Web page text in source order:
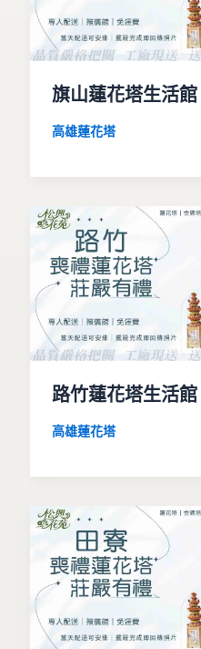
旗山蓮花塔生活館
高雄蓮花塔
路竹蓮花塔生活館
高雄蓮花塔